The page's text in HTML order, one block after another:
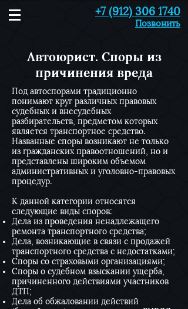
+7 (912) 306 1740
Позвонить
Автоюрист. Споры из
причинения вреда
Под автоспорами традиционно
понимают круг различных правовых
судебных и внесудебных
разбирательств, предметом которых
является транспортное средство.
Названные споры возникают не только
из гражданских правоотношений, но и
представлены широким объемом
административных и уголовно-правовых
процедур.
К данной категории относятся
следующие виды споров:
Дела из проведения ненадлежащего
ремонта транспортного средства;
Дела, возникающие в связи с продажей
транспортного средства с недостатками;
Споры со страховыми организациями;
Споры о судебном взыскании ущерба,
причиненного действиями участников
ДТП;
Дела об обжаловании действий